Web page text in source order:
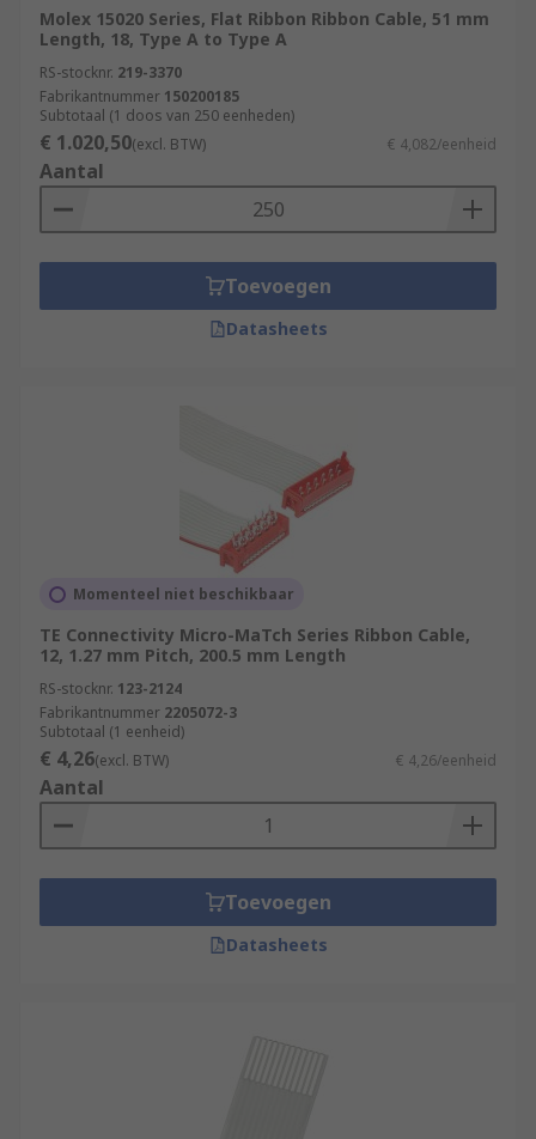
Molex 15020 Series, Flat Ribbon Ribbon Cable, 51 mm
Length, 18, Type A to Type A
RS-stocknr. 219-3370
Fabrikantnummer 150200185
Subtotaal (1 doos van 250 eenheden)
€ 1.020,50(excl. BTW) € 4,082/eenheid
Aantal
Toevoegen
Datasheets
Momenteel niet beschikbaar
TE Connectivity Micro-MaTch Series Ribbon Cable,
12, 1.27 mm Pitch, 200.5 mm Length
RS-stocknr. 123-2124
Fabrikantnummer 2205072-3
Subtotaal (1 eenheid)
€ 4,26(excl. BTW) € 4,26/eenheid
Aantal
Toevoegen
Datasheets